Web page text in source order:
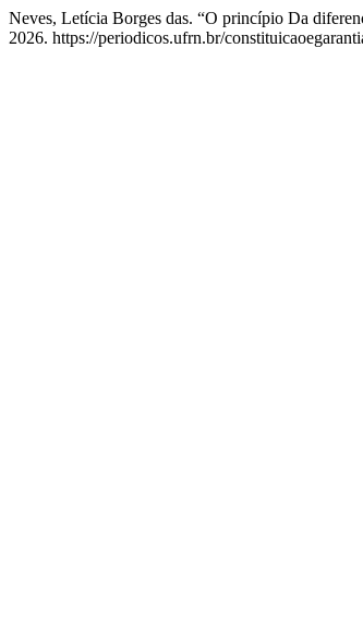
Neves, Letícia Borges das. “O princípio Da
2026. https://periodicos.ufrn.br/